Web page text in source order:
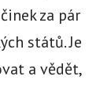
za pár
států. Je
a vědět,